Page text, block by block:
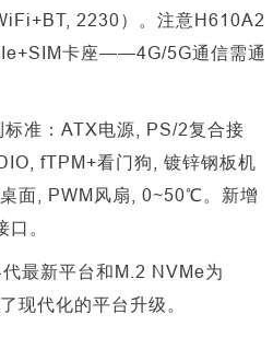
2230）。注意H610A2
卡座——4G/5G通信需通
标准：ATX电源, PS/2复合接
fTPM+看门狗, 镀锌钢板机
面, PWM风扇, 0~50℃。新增
。
最新平台和M.2 NVMe为
现代化的平台升级。